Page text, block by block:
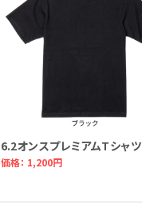
6.2オンスプレミアムTシャツ
価格： 1,200円